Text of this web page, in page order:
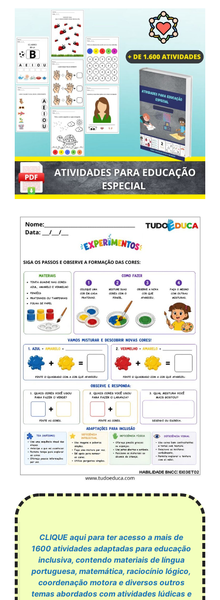
CLIQUE aqui para ter acesso a mais de
1600 atividades adaptadas para educação
inclusiva, contendo materiais de língua
portuguesa, matemática, raciocínio lógico,
coordenação motora e diversos outros
temas abordados com atividades lúdicas e